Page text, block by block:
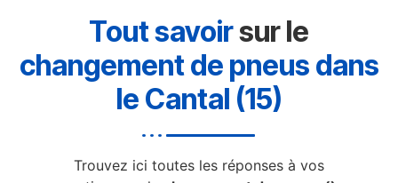
Tout savoirsur le
changement de pneus dans
le Cantal (15)
Trouvez ici toutes les réponses à vos